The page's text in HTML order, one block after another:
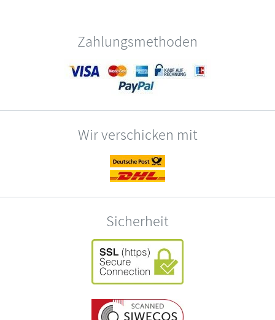
Zahlungsmethoden
Wir verschicken mit
Sicherheit